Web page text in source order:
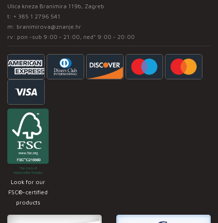
Ulica kneza Branimira 119b, Zagreb
t: + 385 1 2796 541
m: branimirova@znanje.hr
rv: pon -sub 9:00 - 21:00, ned* 9:00 - 20:00
Look for our
FSC®-certified
products